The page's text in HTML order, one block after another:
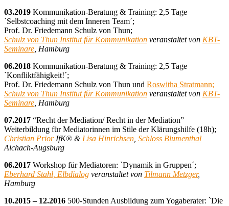
03.2019 Kommunikation-Beratung & Training: 2,5 Tage
`Selbstcoaching mit dem Inneren Team´;
Prof. Dr. Friedemann Schulz von Thun;
Schulz von Thun Institut für Kommunikation veranstaltet von KBT-
Seminare, Hamburg
06.2018 Kommunikation-Beratung & Training: 2,5 Tage
`Konfliktfähigkeit!´;
Prof. Dr. Friedemann Schulz von Thun und Roswitha Stratmann;
Schulz von Thun Institut für Kommunikation veranstaltet von KBT-
Seminare, Hamburg
07.2017 “Recht der Mediation/ Recht in der Mediation”
Weiterbildung für Mediatorinnen im Stile der Klärungshilfe (18h);
Christian PriorIfK® &Lisa Hinrichsen, Schloss Blumenthal
Aichach-Augsburg
06.2017 Workshop für Mediatoren: `Dynamik in Gruppen´;
Eberhard Stahl, Elbdialog veranstaltet von Tilmann Metzger,
Hamburg
10.2015 – 12.2016 500-Stunden Ausbildung zum Yogaberater: `Die